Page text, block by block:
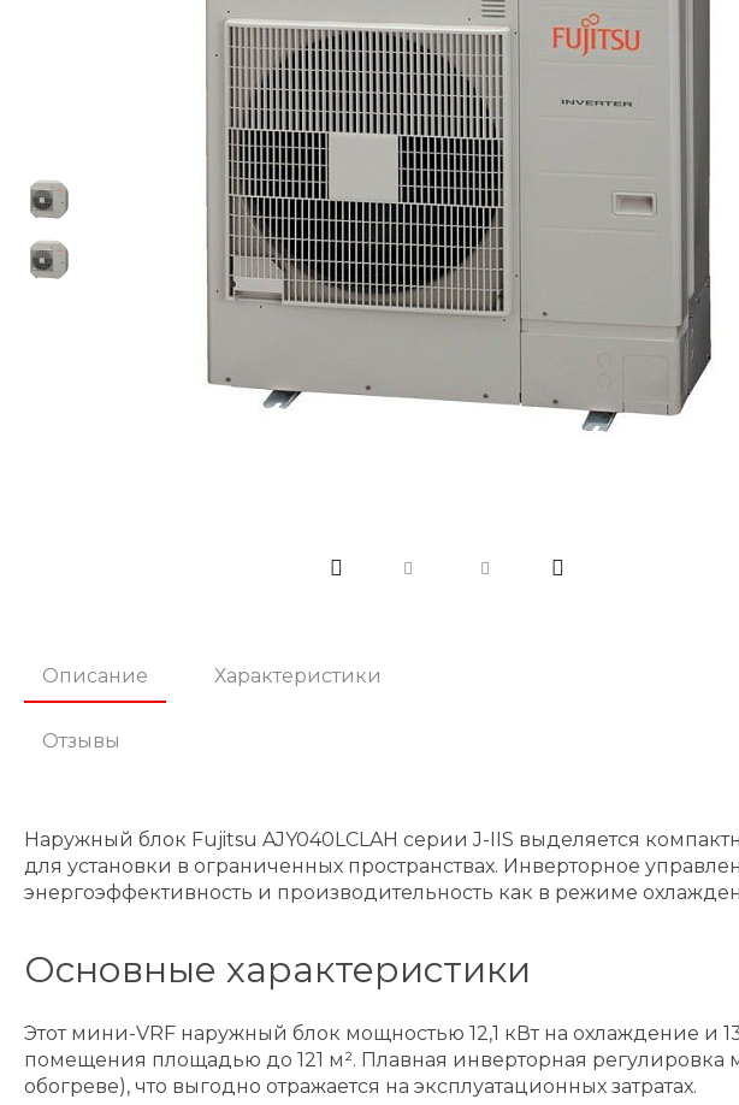
Описание Характеристики
Отзывы
Наружный блок Fujitsu AJY040LCLAH серии J-IIS выделяется
для установки в ограниченных пространствах. Инверторное
энергоэффективность и производительность как в режиме
Основные характеристики
Этот мини-VRF наружный блок мощностью 12,1 кВт на охлаждение и
помещения площадью до 121 м². Плавная инверторная
обогреве), что выгодно отражается на эксплуатационных затратах.